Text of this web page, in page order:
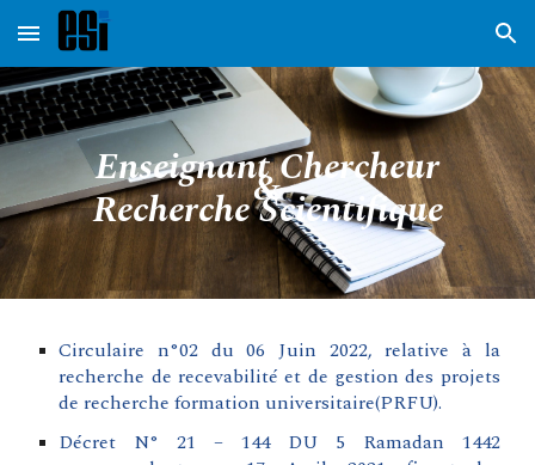
Skip to main content Skip to navigation
Enseignant Chercheur
&
Recherche Scientifique
Circulaire n°02 du 06 Juin 2022, relative à la
recherche de recevabilité et de gestion des projets
de recherche formation universitaire(PRFU).
Décret N° 21 – 144 DU 5 Ramadan 1442